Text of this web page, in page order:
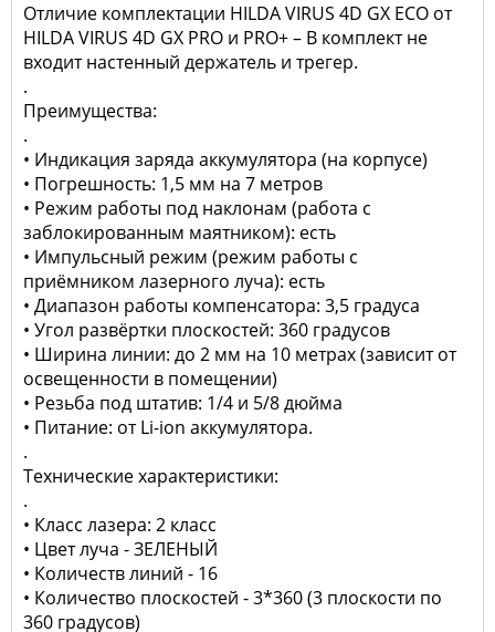
Отличие комплектации HILDA VIRUS 4D GX ECO от
HILDA VIRUS 4D GX PRO и PRO+ – В комплект не
входит настенный держатель и трегер.
.
Преимущества:
.
• Индикация заряда аккумулятора (на корпусе)
• Погрешность: 1,5 мм на 7 метров
• Режим работы под наклонам (работа с
заблокированным маятником): есть
• Импульсный режим (режим работы с
приёмником лазерного луча): есть
• Диапазон работы компенсатора: 3,5 градуса
• Угол развёртки плоскостей: 360 градусов
• Ширина линии: до 2 мм на 10 метрах (зависит от
освещенности в помещении)
• Резьба под штатив: 1/4 и 5/8 дюйма
• Питание: от Li-ion аккумулятора.
.
Технические характеристики:
.
• Класс лазера: 2 класс
• Цвет луча - ЗЕЛЕНЫЙ
• Количеств линий - 16
• Количество плоскостей - 3*360 (3 плоскости по
360 градусов)